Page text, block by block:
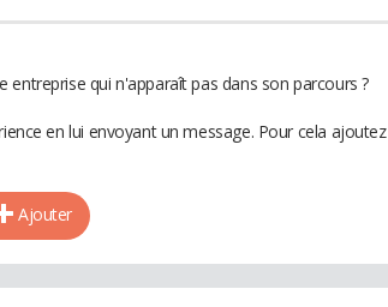
entreprise qui n'apparaît pas dans son parcours ?
en lui envoyant un message. Pour cela ajoutez
Ajouter